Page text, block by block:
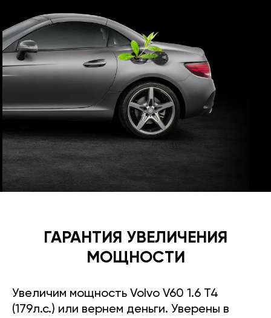
ГАРАНТИЯ УВЕЛИЧЕНИЯ
МОЩНОСТИ
Увеличим мощность Volvo V60 1.6 T4
(179л.с.) или вернем деньги. Уверены в